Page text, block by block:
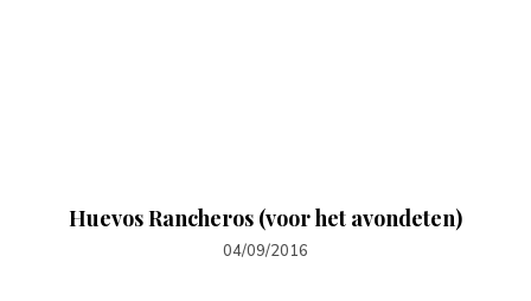
Huevos Rancheros (voor het avondeten)
04/09/2016